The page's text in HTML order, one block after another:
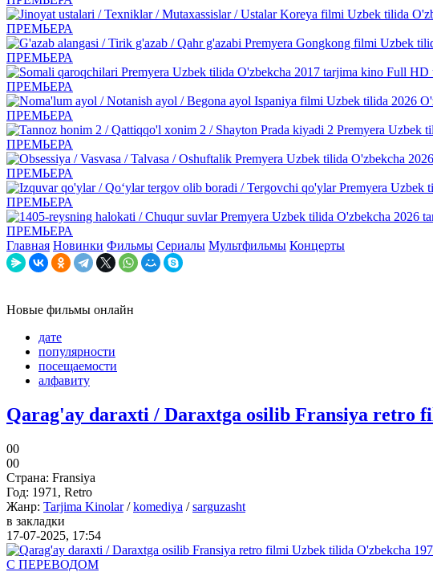
ПРЕМЬЕРА
ПРЕМЬЕРА
ПРЕМЬЕРА
ПРЕМЬЕРА
ПРЕМЬЕРА
ПРЕМЬЕРА
ПРЕМЬЕРА
ПРЕМЬЕРА
Главная Новинки Фильмы Сериалы Мультфильмы Концерты
Новые фильмы онлайн
дате
популярности
посещаемости
алфавиту
Qarag'ay daraxti / Daraxtga osilib Fransiya retro
00
00
Страна: Fransiya
Год: 1971, Retro
Жанр: Tarjima Kinolar/komediya /sarguzasht
в закладки
17-07-2025, 17:54
С ПЕРЕВОДОМ